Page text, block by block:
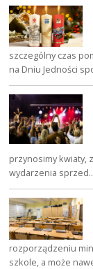
szczególny czas
na Dniu Jedności
przynosimy kwiaty,
wydarzenia
rozporządzeniu
szkole, a może